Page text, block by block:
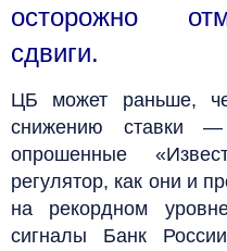
осторожно
сдвиги.
ЦБ может раньше,
снижению ставки
опрошенные
регулятор, как они и
на рекордном
сигналы Банк